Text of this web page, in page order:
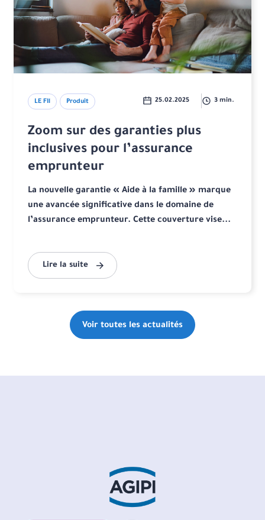
LE FIl Produit 25.02.2025 3 min.
Zoom sur des garanties plus
inclusives pour l’assurance
emprunteur
La nouvelle garantie « Aide à la famille » marque
une avancée significative dans le domaine de
l’assurance emprunteur. Cette couverture vise...
Lire la suite
Voir toutes les actualités